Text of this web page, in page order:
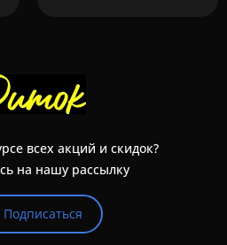
всех акций и скидок?
на нашу рассылку
Подписаться